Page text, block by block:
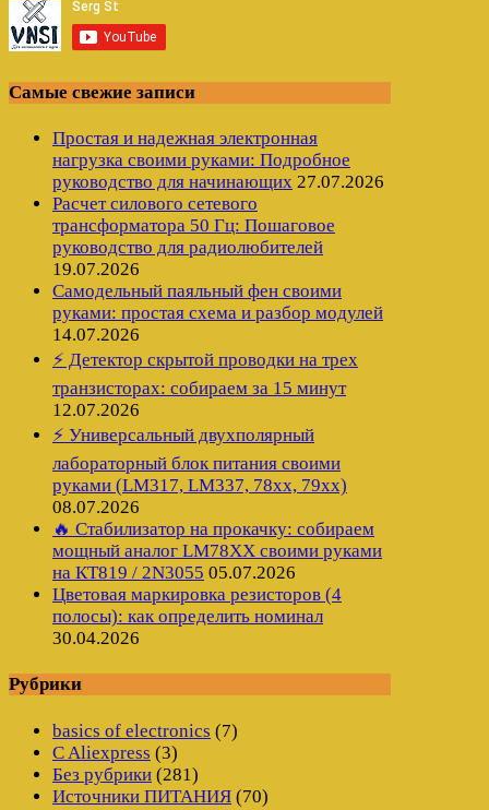
Самые свежие записи
Простая и надежная электронная
нагрузка своими руками: Подробное
руководство для начинающих 27.07.2026
Расчет силового сетевого
трансформатора 50 Гц: Пошаговое
руководство для радиолюбителей
19.07.2026
Самодельный паяльный фен своими
руками: простая схема и разбор модулей
14.07.2026
⚡ Детектор скрытой проводки на трех
транзисторах: собираем за 15 минут
12.07.2026
⚡ Универсальный двухполярный
лабораторный блок питания своими
руками (LM317, LM337, 78xx, 79xx)
08.07.2026
🔥 Стабилизатор на прокачку: собираем
мощный аналог LM78XX своими руками
на КТ819 / 2N3055 05.07.2026
Цветовая маркировка резисторов (4
полосы): как определить номинал
30.04.2026
Рубрики
basics of electronics (7)
C Aliexpress (3)
Без рубрики (281)
Источники ПИТАНИЯ (70)